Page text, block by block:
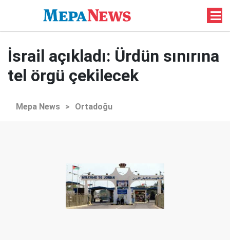
İsrail açıkladı: Ürdün sınırına
tel örgü çekilecek
Mepa News > Ortadoğu